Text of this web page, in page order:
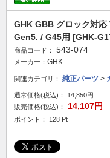
GHK GBB グロック対
Gen5. / G45用 [GHK-
商品コード： 543-074
メーカー： GHK
関連カテゴリ： 純正パーツ >
通常価格(税込)：
14,850円
販売価格(税込)：
14,107円
ポイント： 128 Pt